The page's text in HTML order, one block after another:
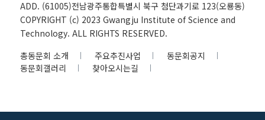
ADD. (61005)전남광주통합특별시 북구 첨단과기로 123(오룡동)
COPYRIGHT (c) 2023 Gwangju Institute of Science and
Technology. ALL RIGHTS RESERVED.
총동문회 소개
주요추진사업
동문회공지
동문회갤러리
찾아오시는길